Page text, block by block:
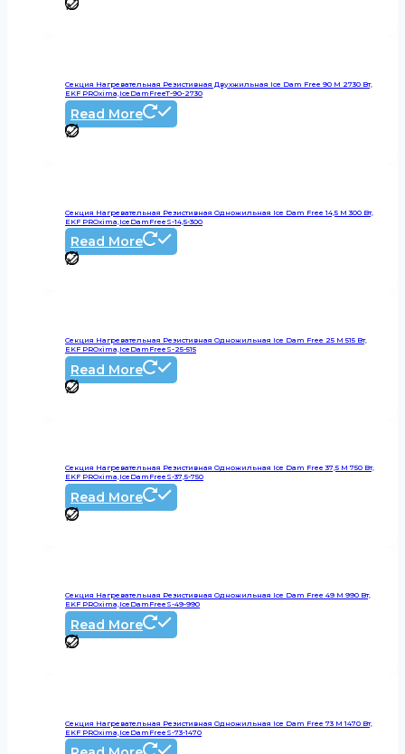
Секция Нагревательная Резистивная Двухжильная Ice Dam Free 90 М 2730 Вт,
EKF PROxima,IceDamFreeT-90-2730
Read More
Секция Нагревательная Резистивная Одножильная Ice Dam Free 14,5 М 300 Вт,
EKF PROxima,IceDamFreeS-14,5-300
Read More
Секция Нагревательная Резистивная Одножильная Ice Dam Free 25 М 515 Вт,
EKF PROxima,IceDamFreeS-25-515
Read More
Секция Нагревательная Резистивная Одножильная Ice Dam Free 37,5 М 750 Вт,
EKF PROxima,IceDamFreeS-37,5-750
Read More
Секция Нагревательная Резистивная Одножильная Ice Dam Free 49 М 990 Вт,
EKF PROxima,IceDamFreeS-49-990
Read More
Секция Нагревательная Резистивная Одножильная Ice Dam Free 73 М 1470 Вт,
EKF PROxima,IceDamFreeS-73-1470